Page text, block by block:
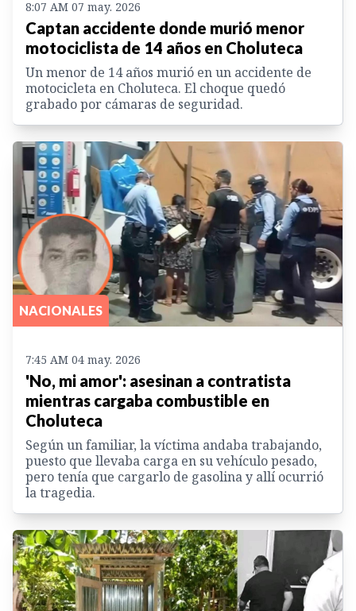
8:07 AM 07 may. 2026
Captan accidente donde murió menor
motociclista de 14 años en Choluteca
Un menor de 14 años murió en un accidente de
motocicleta en Choluteca. El choque quedó
grabado por cámaras de seguridad.
NACIONALES
7:45 AM 04 may. 2026
'No, mi amor': asesinan a contratista
mientras cargaba combustible en
Choluteca
Según un familiar, la víctima andaba trabajando,
puesto que llevaba carga en su vehículo pesado,
pero tenía que cargarlo de gasolina y allí ocurrió
la tragedia.